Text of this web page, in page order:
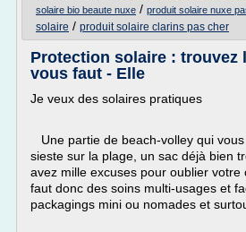
solaire bio beaute nuxe / produit solaire nuxe
solaire / produit solaire clarins pas cher
Protection solaire : trouvez
vous faut - Elle
Je veux des solaires pratiques
Une partie de beach-volley qui
sieste sur la plage, un sac déjà bien
avez mille excuses pour oublier votre
faut donc des soins multi-usages et
packagings mini ou nomades et